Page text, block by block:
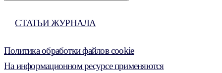
СТАТЬИ ЖУРНАЛА
Политика обработки файлов cookie
На информационном ресурсе применяются